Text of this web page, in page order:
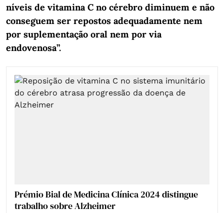
níveis de vitamina C no cérebro diminuem e não
conseguem ser repostos adequadamente nem
por suplementação oral nem por via
endovenosa”.
Prémio Bial de Medicina Clínica 2024 distingue
trabalho sobre Alzheimer